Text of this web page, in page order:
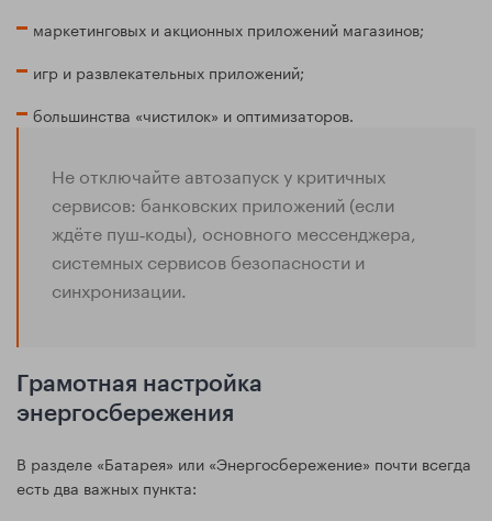
маркетинговых и акционных приложений магазинов;
игр и развлекательных приложений;
большинства «чистилок» и оптимизаторов.
Не отключайте автозапуск у критичных
сервисов: банковских приложений (если
ждёте пуш‑коды), основного мессенджера,
системных сервисов безопасности и
синхронизации.
Грамотная настройка
энергосбережения
В разделе «Батарея» или «Энергосбережение» почти всегда
есть два важных пункта: